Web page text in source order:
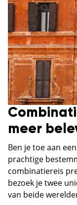
meer
Ben je toe aan
prachtige
combinatiereis
bezoek je twee
van beide